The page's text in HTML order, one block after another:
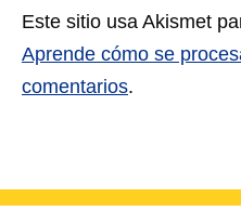
Este sitio usa Akismet
Aprende cómo se
comentarios.